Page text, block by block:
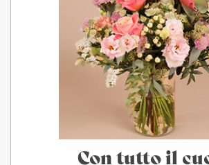
Con tutto il